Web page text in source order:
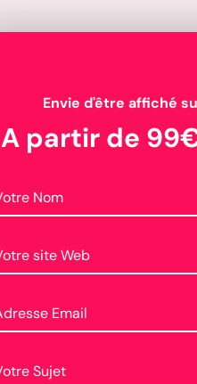
Envie d'être affiché
A partir de